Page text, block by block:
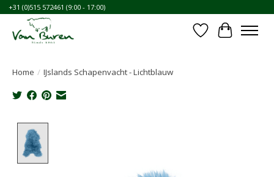
+31 (0)515 572461 (9:00 - 17:00)
Verlanglijst
Home / IJslands Schapenvacht - Lichtblauw